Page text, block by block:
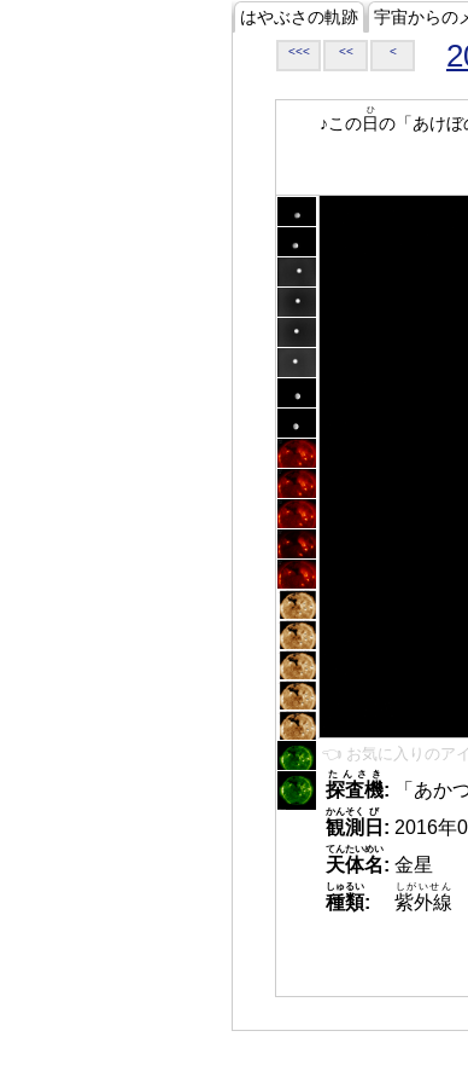
はやぶさの軌跡 宇宙からの
<<< << <
♪この日
ひ
の「あけぼ
👈 お気に入りのア
探査機
たんさき
:
「あか
観測
かんそく
日
び
: 2016年
天体名
てんたいめい
: 金星
種類
しゅるい
: 紫外線
しがいせん